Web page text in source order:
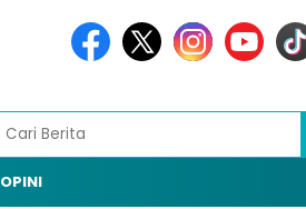
OPINI